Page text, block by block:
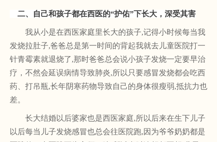
二、自己和孩子都在西医的“护佑”下长大，深受其害
我从小是在西医家庭里长大的孩子,记得小时候每当我
发烧拉肚子,爸爸总是第一时间的背起我就去儿童医院打一
针青霉素就退烧了,那时爸爸总会说小孩子发烧一定要早治
疗，不然会延误病情导致肺炎,所以只要感冒发烧都会吃西
药、打吊瓶,长年阴寒药物导致自己的身体很瘦弱,抵抗力也
差。
长大结婚以后婆家也是西医家庭,所以后来在生下儿子
以后每当儿子发烧感冒也总会往医院跑,因为爷爷奶奶都是